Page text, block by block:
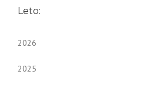
Leto:
2026
2025